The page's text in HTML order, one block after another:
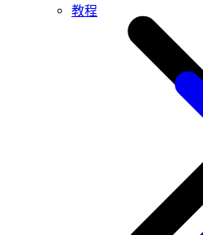
教程